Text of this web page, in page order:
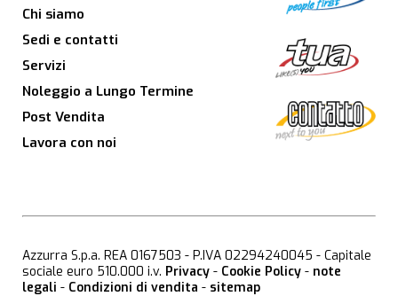
Chi siamo
Sedi e contatti
Servizi
Noleggio a Lungo Termine
Post Vendita
Lavora con noi
Azzurra S.p.a. REA 0167503 - P.IVA 02294240045 - Capitale
sociale euro 510.000 i.v. Privacy - Cookie Policy - note
legali - Condizioni di vendita - sitemap